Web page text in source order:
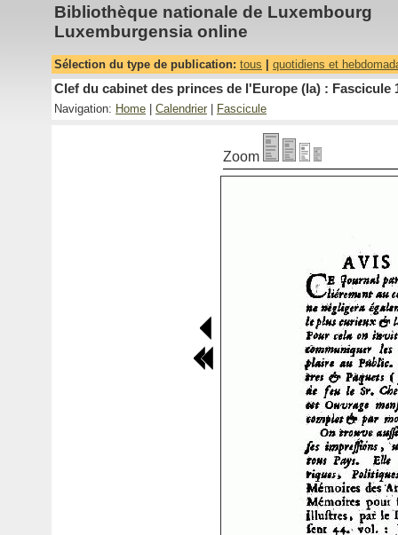
Bibliothèque nationale de Luxembourg
Luxemburgensia online
Sélection du type de publication: tous quotidiens et
Clef du cabinet des princes de l'Europe (la) : Fascicule
Navigation: Home Calendrier Fascicule
Zoom